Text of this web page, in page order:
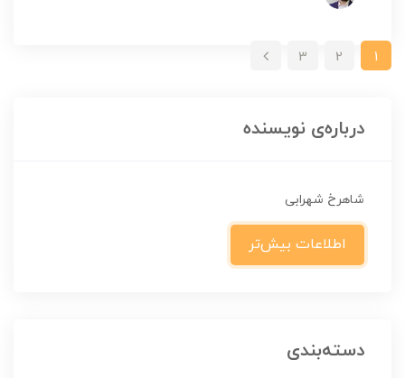
1
2
3
درباره‌ی نویسنده
شاهرخ شهرابی
اطلاعات بیش‌تر
دسته‌بندی